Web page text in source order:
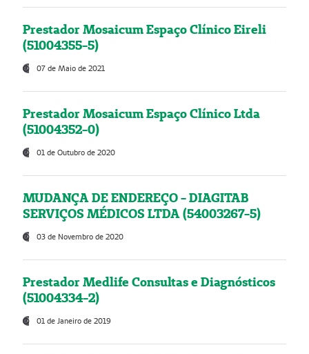
Prestador Mosaicum Espaço Clínico Eireli
(51004355-5)
07 de Maio de 2021
Prestador Mosaicum Espaço Clínico Ltda
(51004352-0)
01 de Outubro de 2020
MUDANÇA DE ENDEREÇO - DIAGITAB
SERVIÇOS MÉDICOS LTDA (54003267-5)
03 de Novembro de 2020
Prestador Medlife Consultas e Diagnósticos
(51004334-2)
01 de Janeiro de 2019